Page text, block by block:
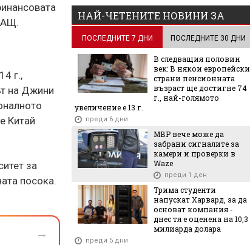
г.,
на Джини
Китай
за
посока.
→
Индустрия за €220 милиарда е пред крах
преди 4 часа
„Замърсяване като от фабрика": Meta е
осъдена да плати 567 милиона долара
санкции
Купихте апартамент? Гответе се за до €1200
на квадрат, за да заживеете в него
преди 19 часа
НАЙ-ЧЕТЕНИТЕ НОВИНИ ЗА
ПОСЛЕДНИТЕ 7 ДНИ ПОСЛЕДНИТЕ 30 ДНИ
В следващия половин
век: В някои европейски
страни пенсионната
възраст ще достигне 74
г., най-голямото
увеличение е 13 г.
преди 6 дни
МВР вече може да
забрани сигналите за
камери и проверки в
Waze
преди 1 ден
Трима студенти
напускат Харвард, за да
основат компания -
днес тя е оценена на 10,3
милиарда долара
преди 5 дни